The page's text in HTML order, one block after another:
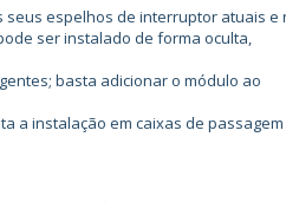
espelhos de interruptor atuais e
ser instalado de forma oculta,
basta adicionar o módulo ao
instalação em caixas de passagem